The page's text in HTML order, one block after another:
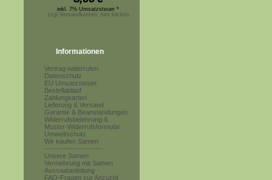
inkl. 7% Umsatzsteuer *
zzgl.Versandkosten, hier klicken
Informationen
Vertrag widerrufen
Datenschutz
EU Umsatzsteuer
Bestellablauf
Zahlungsarten
Lieferung & Versand
Garantie & Beanstandungen
Widerrufsbelehrung &
Muster-Widerrufsformular
Umweltschutz
Wir kaufen Samen
------------------------
Unsere Samen
Vermehrung mit Samen
Aussaatanleitung
FAQ-Fragen zur Anzucht